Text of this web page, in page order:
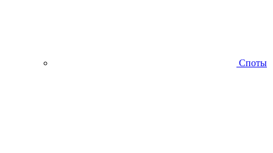
Споты